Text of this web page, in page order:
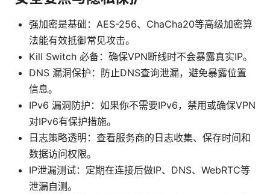
强加密是基础：AES-256、ChaCha20等高级加密算
法能有效抵御常见攻击。
Kill Switch 必备：确保VPN断线时不会暴露真实IP。
DNS 漏洞保护：防止DNS查询泄漏，避免暴露位置
信息。
IPv6 漏洞防护：如果你不需要IPv6，禁用或确保VPN
对IPv6有保护措施。
日志策略透明：查看服务商的日志收集、保存时间和
数据访问权限。
IP泄漏测试：定期在连接后做IP、DNS、WebRTC等
泄漏自测。